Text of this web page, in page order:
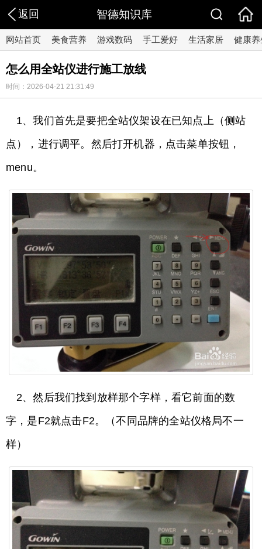
返回 智德知识库
网站首页 美食营养 游戏数码 手工爱好 生活家居 健康养
怎么用全站仪进行施工放线
时间：2026-04-21 21:31:49
1、我们首先是要把全站仪架设在已知点上（侧站
点），进行调平。然后打开机器，点击菜单按钮，
menu。
2、然后我们找到放样那个字样，看它前面的数
字，是F2就点击F2。（不同品牌的全站仪格局不一
样）